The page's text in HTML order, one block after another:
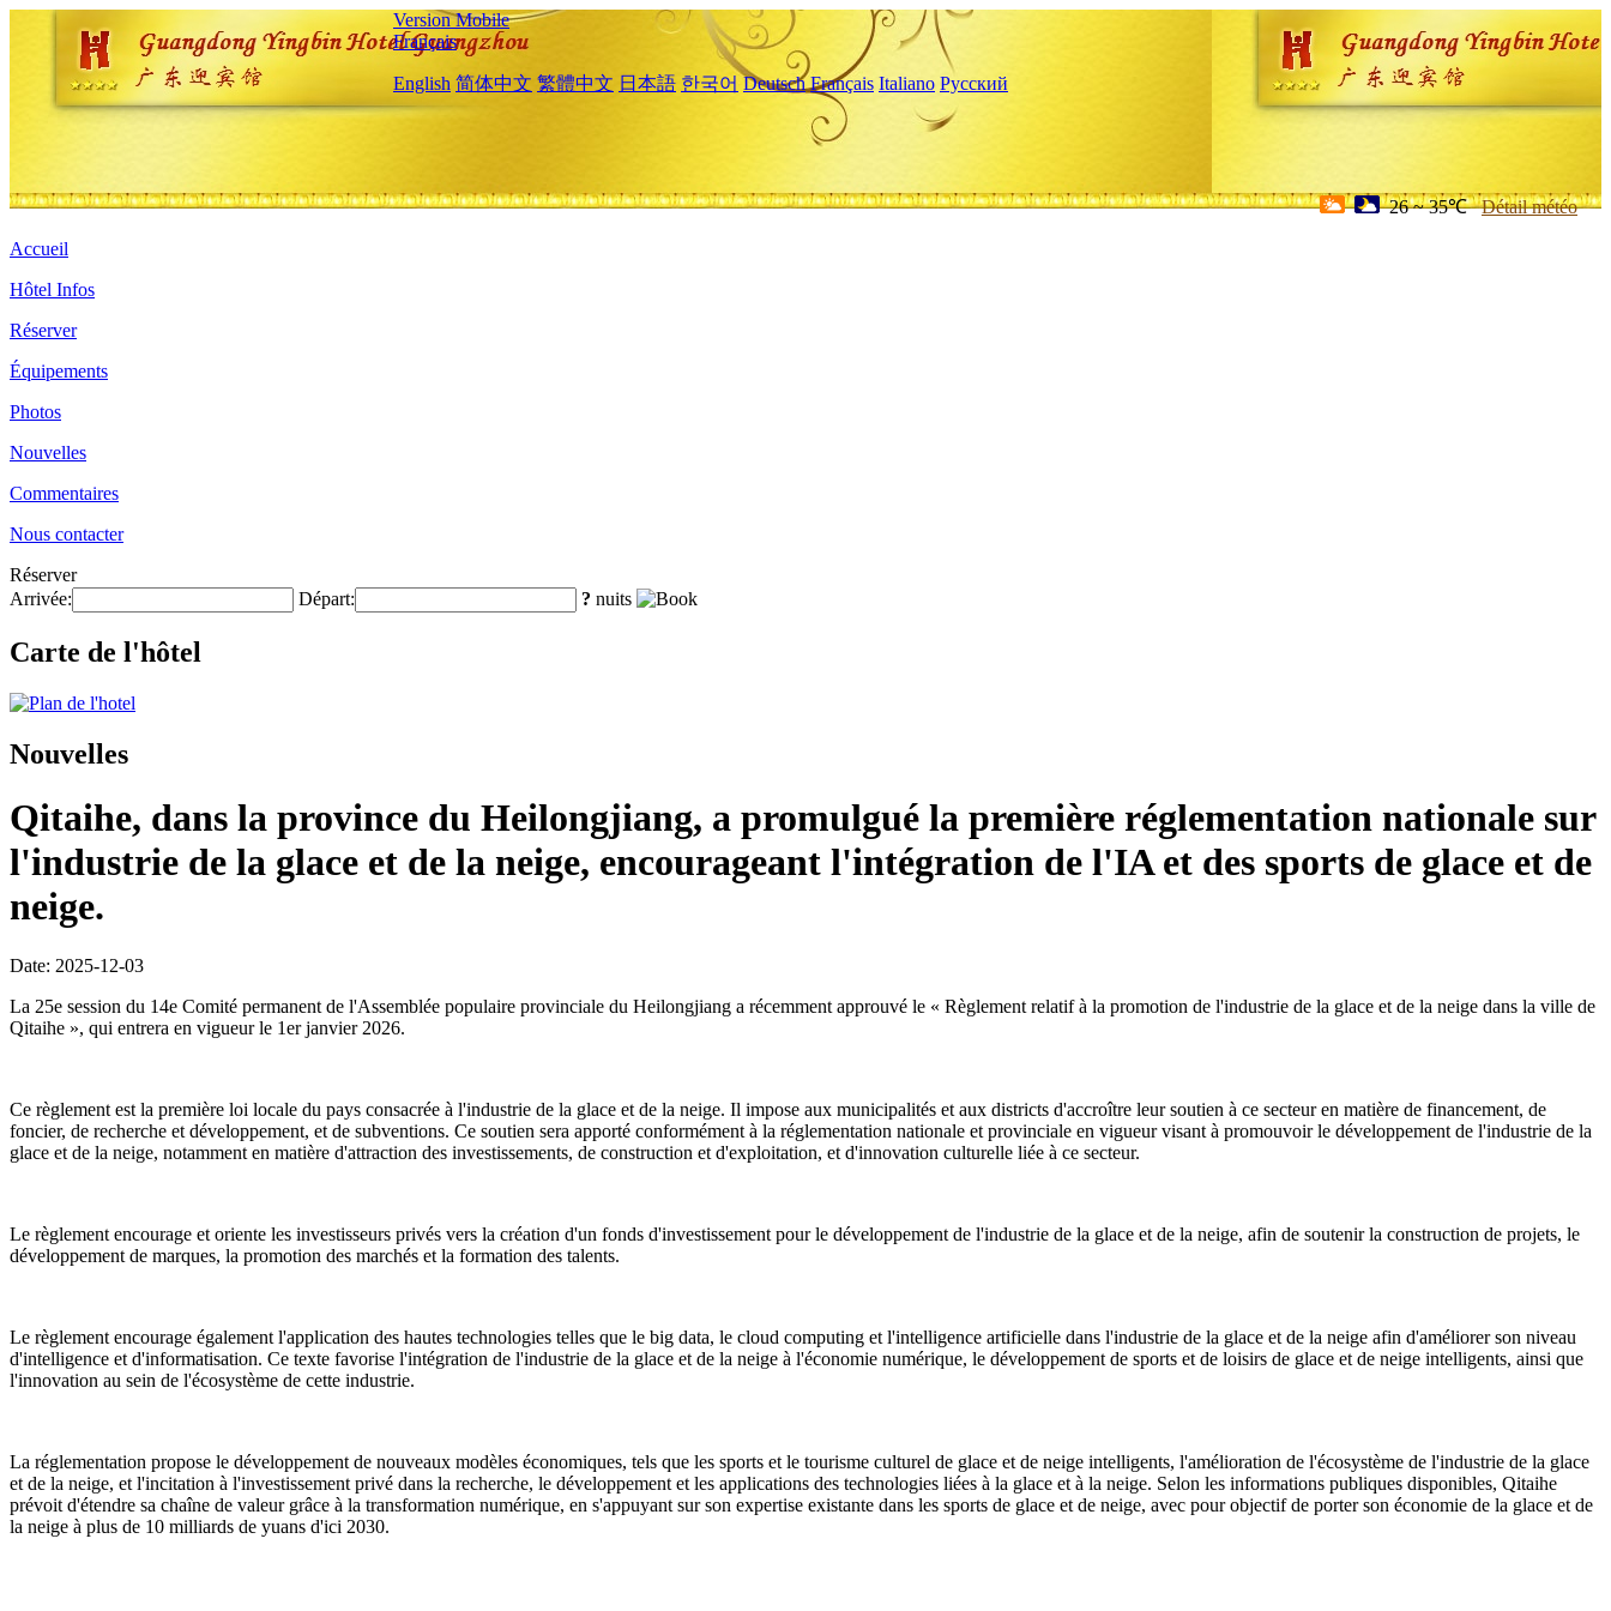
Version Mobile
Français
English 简体中文 繁體中文 日本語 한국어 Deutsch Français Italiano Русский
26 ~ 35℃ Détail météo
Accueil
Hôtel Infos
Réserver
Équipements
Photos
Nouvelles
Commentaires
Nous contacter
Réserver
Arrivée:
Départ: ? nuits
Carte de l'hôtel
Nouvelles
Qitaihe, dans la province du Heilongjiang, a promulgué la première réglementation nationale sur
l'industrie de la glace et de la neige, encourageant l'intégration de l'IA et des sports de glace et de
neige.
Date: 2025-12-03
La 25e session du 14e Comité permanent de l'Assemblée populaire provinciale du Heilongjiang a récemment approuvé le « Règlement relatif à la promotion de l'industrie de la glace et de la neige dans la ville de
Qitaihe », qui entrera en vigueur le 1er janvier 2026.
Ce règlement est la première loi locale du pays consacrée à l'industrie de la glace et de la neige. Il impose aux municipalités et aux districts d'accroître leur soutien à ce secteur en matière de financement, de
foncier, de recherche et développement, et de subventions. Ce soutien sera apporté conformément à la réglementation nationale et provinciale en vigueur visant à promouvoir le développement de l'industrie de la
glace et de la neige, notamment en matière d'attraction des investissements, de construction et d'exploitation, et d'innovation culturelle liée à ce secteur.
Le règlement encourage et oriente les investisseurs privés vers la création d'un fonds d'investissement pour le développement de l'industrie de la glace et de la neige, afin de soutenir la construction de projets, le
développement de marques, la promotion des marchés et la formation des talents.
Le règlement encourage également l'application des hautes technologies telles que le big data, le cloud computing et l'intelligence artificielle dans l'industrie de la glace et de la neige afin d'améliorer son niveau
d'intelligence et d'informatisation. Ce texte favorise l'intégration de l'industrie de la glace et de la neige à l'économie numérique, le développement de sports et de loisirs de glace et de neige intelligents, ainsi que
l'innovation au sein de l'écosystème de cette industrie.
La réglementation propose le développement de nouveaux modèles économiques, tels que les sports et le tourisme culturel de glace et de neige intelligents, l'amélioration de l'écosystème de l'industrie de la glace
et de la neige, et l'incitation à l'investissement privé dans la recherche, le développement et les applications des technologies liées à la glace et à la neige. Selon les informations publiques disponibles, Qitaihe
prévoit d'étendre sa chaîne de valeur grâce à la transformation numérique, en s'appuyant sur son expertise existante dans les sports de glace et de neige, avec pour objectif de porter son économie de la glace et de
la neige à plus de 10 milliards de yuans d'ici 2030.